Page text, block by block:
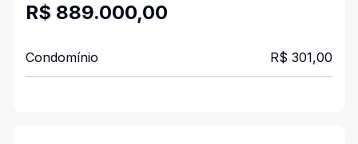
R$ 889.000,00
Condomínio R$ 301,00